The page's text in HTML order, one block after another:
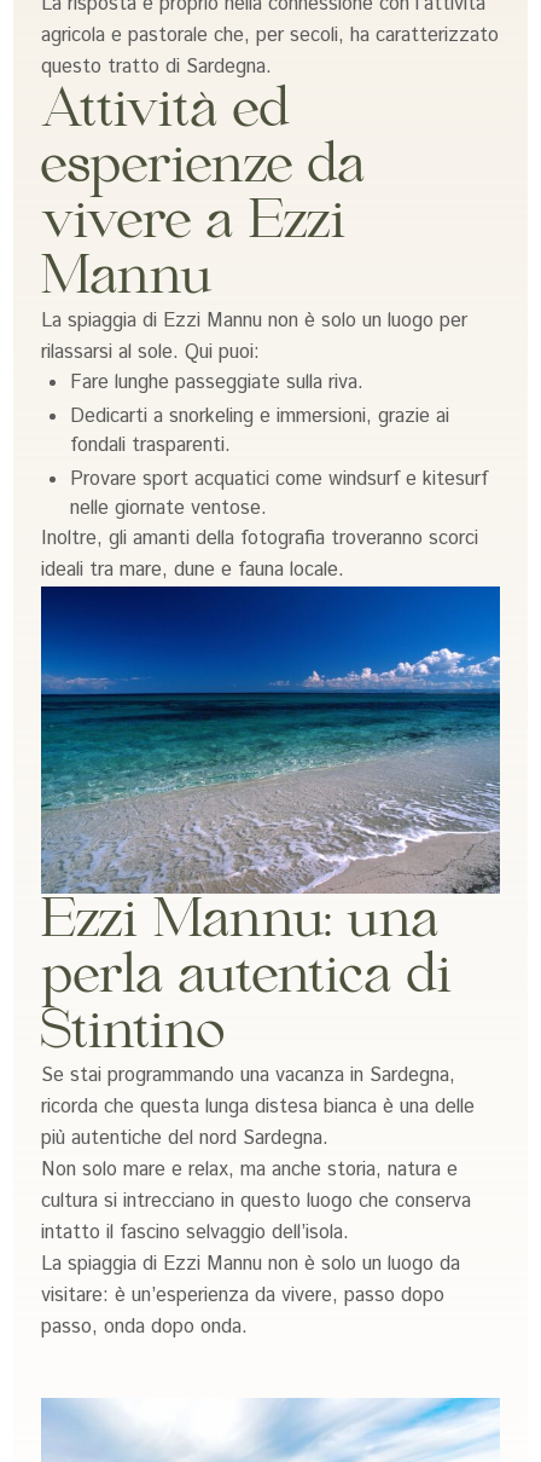
agricola e pastorale che, per secoli, ha caratterizzato
questo tratto di Sardegna.
Attività ed
esperienze da
vivere a Ezzi
Mannu
La spiaggia di Ezzi Mannu non è solo un luogo per
rilassarsi al sole. Qui puoi:
Fare lunghe passeggiate sulla riva.
Dedicarti a snorkeling e immersioni, grazie ai
fondali trasparenti.
Provare sport acquatici come windsurf e kitesurf
nelle giornate ventose.
Inoltre, gli amanti della fotografia troveranno scorci
ideali tra mare, dune e fauna locale.
Ezzi Mannu: una
perla autentica di
Stintino
Se stai programmando una vacanza in Sardegna,
ricorda che questa lunga distesa bianca è una delle
più autentiche del nord Sardegna.
Non solo mare e relax, ma anche storia, natura e
cultura si intrecciano in questo luogo che conserva
intatto il fascino selvaggio dell’isola.
La spiaggia di Ezzi Mannu non è solo un luogo da
visitare: è un’esperienza da vivere, passo dopo
passo, onda dopo onda.